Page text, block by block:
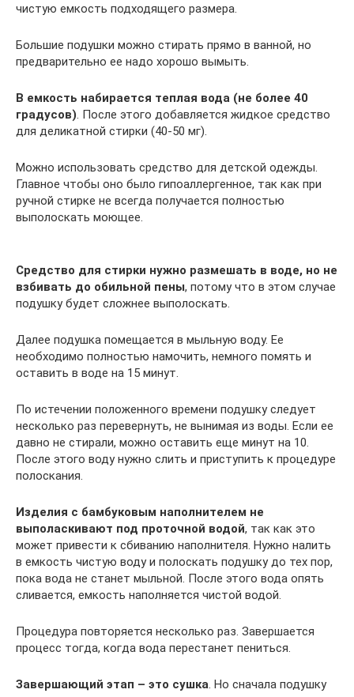
чистую емкость подходящего размера.
Большие подушки можно стирать прямо в ванной, но
предварительно ее надо хорошо вымыть.
В емкость набирается теплая вода (не более 40
градусов). После этого добавляется жидкое средство
для деликатной стирки (40-50 мг).
Можно использовать средство для детской одежды.
Главное чтобы оно было гипоаллергенное, так как при
ручной стирке не всегда получается полностью
выполоскать моющее.
Средство для стирки нужно размешать в воде, но не
взбивать до обильной пены, потому что в этом случае
подушку будет сложнее выполоскать.
Далее подушка помещается в мыльную воду. Ее
необходимо полностью намочить, немного помять и
оставить в воде на 15 минут.
По истечении положенного времени подушку следует
несколько раз перевернуть, не вынимая из воды. Если ее
давно не стирали, можно оставить еще минут на 10.
После этого воду нужно слить и приступить к процедуре
полоскания.
Изделия с бамбуковым наполнителем не
выполаскивают под проточной водой, так как это
может привести к сбиванию наполнителя. Нужно налить
в емкость чистую воду и полоскать подушку до тех пор,
пока вода не станет мыльной. После этого вода опять
сливается, емкость наполняется чистой водой.
Процедура повторяется несколько раз. Завершается
процесс тогда, когда вода перестанет пениться.
Завершающий этап – это сушка. Но сначала подушку